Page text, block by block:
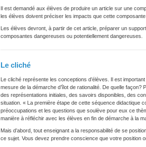
Il est demandé aux élèves de produire un article sur une
les élèves doivent préciser les impacts que cette
Les élèves devront, à partir de cet article, préparer un
composantes dangereuses ou potentiellement dangereuses.
Le cliché
Le cliché représente les conceptions d’élèves. Il est
mesure de la démarche d’îlot de rationalité. De quelle
des représentations initiales, des savoirs disponibles, des
situation. « La première étape de cette séquence didactique
préoccupations et les questions que soulève pour eux ce
manière à réfléchir avec les élèves en fin de démarche à la
Mais d’abord, tout enseignant a la responsabilité de se
ce sujet. Vous devez prendre conscience que votre position